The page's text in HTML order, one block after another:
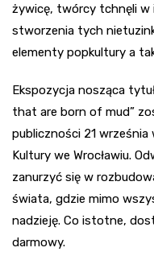
żywicę, twórcy tchnęli w
stworzenia tych
elementy popkultury a
Ekspozycja nosząca
that are born of mud”
publiczności 21
Kultury we Wrocławiu.
zanurzyć się w
świata, gdzie mimo
nadzieję. Co istotne,
darmowy.